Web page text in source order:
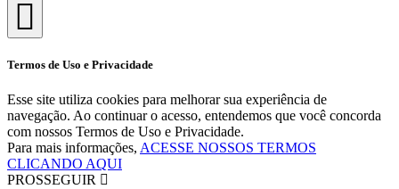
Termos de Uso e Privacidade
Esse site utiliza cookies para melhorar sua experiência de
navegação. Ao continuar o acesso, entendemos que você concorda
com nossos Termos de Uso e Privacidade.
Para mais informações, ACESSE NOSSOS TERMOS
CLICANDO AQUI
PROSSEGUIR